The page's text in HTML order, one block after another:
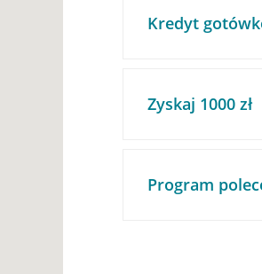
Kredyt
Zyskaj 1000 zł
Program